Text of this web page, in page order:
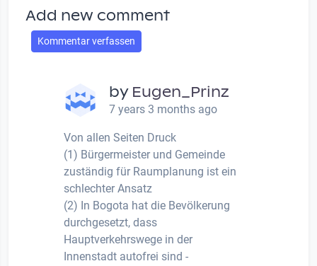
Add new comment
Kommentar verfassen
by Eugen_Prinz
7 years 3 months ago
Von allen Seiten Druck
(1) Bürgermeister und Gemeinde
zuständig für Raumplanung ist ein
schlechter Ansatz
(2) In Bogota hat die Bevölkerung
durchgesetzt, dass
Hauptverkehrswege in der
Innenstadt autofrei sind -